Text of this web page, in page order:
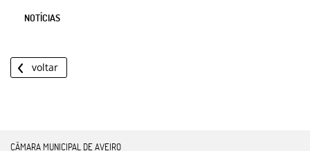
NOTÍCIAS
voltar
CÂMARA MUNICIPAL DE AVEIRO